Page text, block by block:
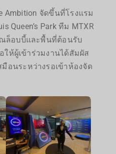
Ambition จัดขึ้นที่โรงแรม
Queen’s Park ทีม MTXR
ณล็อบบี้และพื้นที่ต้อนรับ
ให้ผู้เข้าร่วมงานได้สัมผัส
อนระหว่างรอเข้าห้องจัด